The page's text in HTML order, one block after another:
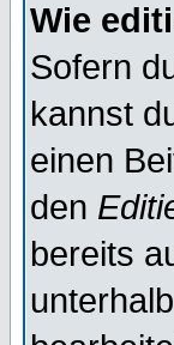
Wie
Sofern
kannst
einen
den
bereits